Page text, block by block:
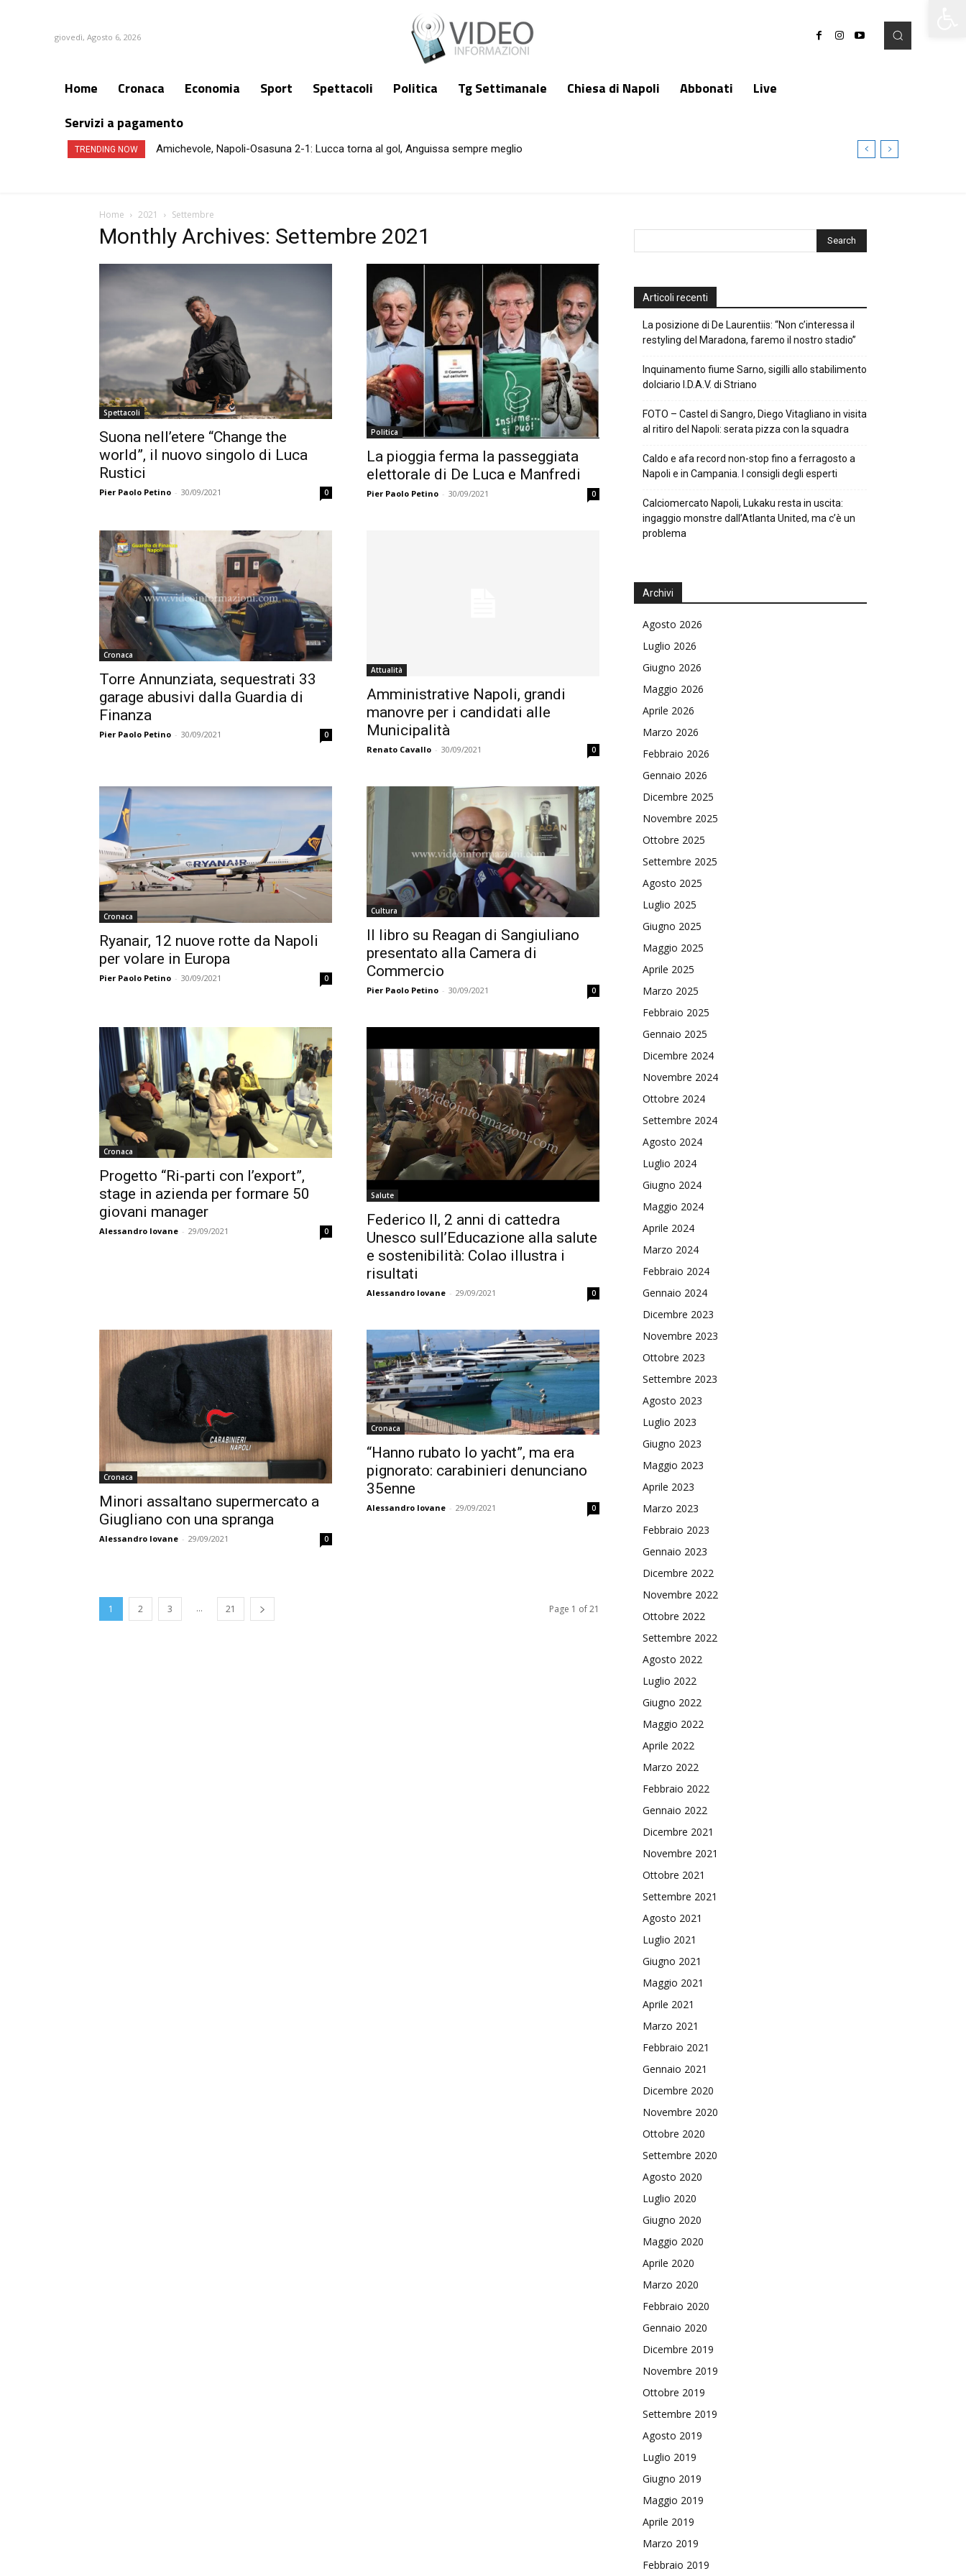
giovedì, Agosto 6, 2026
Home Cronaca Economia Sport Spettacoli Politica Tg Settimanale Chiesa di Napoli Abbonati
Live
Servizi a pagamento
TRENDING NOW Amichevole, Napoli-Osasuna 2-1: Lucca torna al gol, Anguissa sempre meglio
Terremoto ai Campi Flegrei, Piantedosi a Napoli: «Massima attenzione
Home 2021 Settembre
Monthly Archives: Settembre 2021
Spettacoli
Suona nell’etere “Change the
world”, il nuovo singolo di Luca
Rustici
Pier Paolo Petino - 30/09/2021 0
Politica
La pioggia ferma la passeggiata
elettorale di De Luca e Manfredi
Pier Paolo Petino - 30/09/2021 0
Cronaca
Torre Annunziata, sequestrati 33
garage abusivi dalla Guardia di
Finanza
Pier Paolo Petino - 30/09/2021 0
Attualità
Amministrative Napoli, grandi
manovre per i candidati alle
Municipalità
Renato Cavallo - 30/09/2021 0
Cronaca
Ryanair, 12 nuove rotte da Napoli
per volare in Europa
Pier Paolo Petino - 30/09/2021 0
Cultura
Il libro su Reagan di Sangiuliano
presentato alla Camera di
Commercio
Pier Paolo Petino - 30/09/2021 0
Cronaca
Progetto “Ri-parti con l’export”,
stage in azienda per formare 50
giovani manager
Alessandro Iovane - 29/09/2021 0
Salute
Federico II, 2 anni di cattedra
Unesco sull’Educazione alla salute
e sostenibilità: Colao illustra i
risultati
Alessandro Iovane - 29/09/2021 0
Cronaca
Minori assaltano supermercato a
Giugliano con una spranga
Alessandro Iovane - 29/09/2021 0
Cronaca
“Hanno rubato lo yacht”, ma era
pignorato: carabinieri denunciano
35enne
Alessandro Iovane - 29/09/2021 0
1 2 3 ... 21 Page 1 of 21
Articoli recenti
La posizione di De Laurentiis: “Non c’interessa il
restyling del Maradona, faremo il nostro stadio”
Inquinamento fiume Sarno, sigilli allo stabilimento
dolciario I.D.A.V. di Striano
FOTO – Castel di Sangro, Diego Vitagliano in visita
al ritiro del Napoli: serata pizza con la squadra
Caldo e afa record non-stop fino a ferragosto a
Napoli e in Campania. I consigli degli esperti
Calciomercato Napoli, Lukaku resta in uscita:
ingaggio monstre dall’Atlanta United, ma c’è un
problema
Archivi
Agosto 2026
Luglio 2026
Giugno 2026
Maggio 2026
Aprile 2026
Marzo 2026
Febbraio 2026
Gennaio 2026
Dicembre 2025
Novembre 2025
Ottobre 2025
Settembre 2025
Agosto 2025
Luglio 2025
Giugno 2025
Maggio 2025
Aprile 2025
Marzo 2025
Febbraio 2025
Gennaio 2025
Dicembre 2024
Novembre 2024
Ottobre 2024
Settembre 2024
Agosto 2024
Luglio 2024
Giugno 2024
Maggio 2024
Aprile 2024
Marzo 2024
Febbraio 2024
Gennaio 2024
Dicembre 2023
Novembre 2023
Ottobre 2023
Settembre 2023
Agosto 2023
Luglio 2023
Giugno 2023
Maggio 2023
Aprile 2023
Marzo 2023
Febbraio 2023
Gennaio 2023
Dicembre 2022
Novembre 2022
Ottobre 2022
Settembre 2022
Agosto 2022
Luglio 2022
Giugno 2022
Maggio 2022
Aprile 2022
Marzo 2022
Febbraio 2022
Gennaio 2022
Dicembre 2021
Novembre 2021
Ottobre 2021
Settembre 2021
Agosto 2021
Luglio 2021
Giugno 2021
Maggio 2021
Aprile 2021
Marzo 2021
Febbraio 2021
Gennaio 2021
Dicembre 2020
Novembre 2020
Ottobre 2020
Settembre 2020
Agosto 2020
Luglio 2020
Giugno 2020
Maggio 2020
Aprile 2020
Marzo 2020
Febbraio 2020
Gennaio 2020
Dicembre 2019
Novembre 2019
Ottobre 2019
Settembre 2019
Agosto 2019
Luglio 2019
Giugno 2019
Maggio 2019
Aprile 2019
Marzo 2019
Febbraio 2019